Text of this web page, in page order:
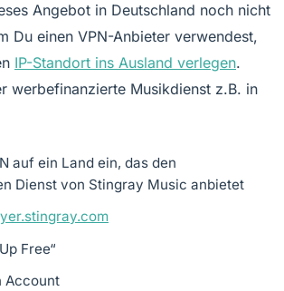
Angebot in Deutschland noch nicht
Du einen VPN-Anbieter verwendest,
IP-Standort ins Ausland verlegen.
werbefinanzierte Musikdienst z.B. in
auf ein Land ein, das den
Dienst von Stingray Music anbietet
Free“
Account